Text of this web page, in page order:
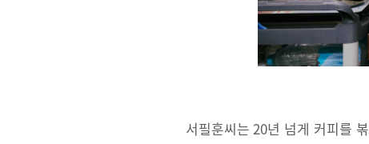
서필훈씨는 20년 넘게 커피를